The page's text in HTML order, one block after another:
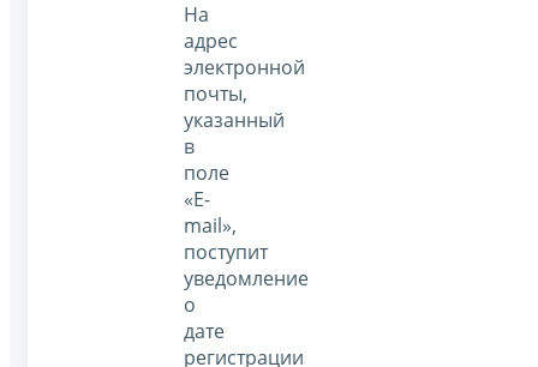
На
адрес
электронной
почты,
указанный
в
поле
«E-
mail»,
поступит
уведомление
о
дате
регистрации